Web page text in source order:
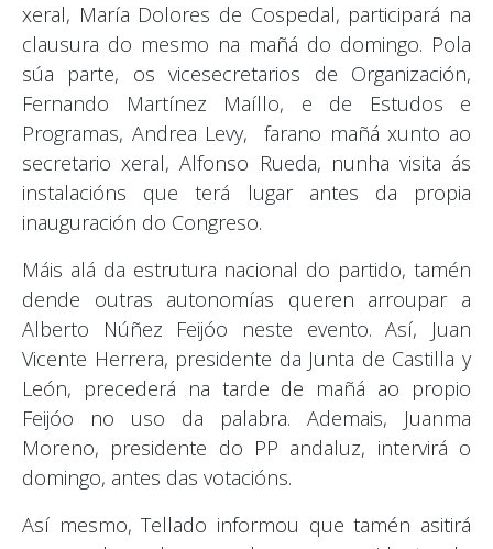
xeral, María Dolores de Cospedal, participará na
clausura do mesmo na mañá do domingo. Pola
súa parte, os vicesecretarios de Organización,
Fernando Martínez Maíllo, e de Estudos e
Programas, Andrea Levy, farano mañá xunto ao
secretario xeral, Alfonso Rueda, nunha visita ás
instalacións que terá lugar antes da propia
inauguración do Congreso.
Máis alá da estrutura nacional do partido, tamén
dende outras autonomías queren arroupar a
Alberto Núñez Feijóo neste evento. Así, Juan
Vicente Herrera, presidente da Junta de Castilla y
León, precederá na tarde de mañá ao propio
Feijóo no uso da palabra. Ademais, Juanma
Moreno, presidente do PP andaluz, intervirá o
domingo, antes das votacións.
Así mesmo, Tellado informou que tamén asitirá